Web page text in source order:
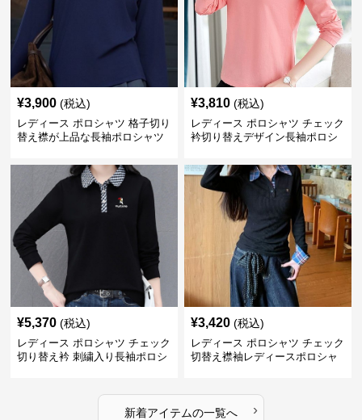
¥3,900 (税込)
レディース ポロシャツ 格子切り
替え襟が上品な長袖ポロシャツ
¥3,810 (税込)
レディース ポロシャツ チェック
衿切り替えデザイン長袖ポロシ
¥5,370 (税込)
レディース ポロシャツ チェック
切り替え衿 刺繍入り長袖ポロシ
¥3,420 (税込)
レディース ポロシャツ チェック
切替え襟袖レディースポロシャ
新着アイテムの一覧へ ›